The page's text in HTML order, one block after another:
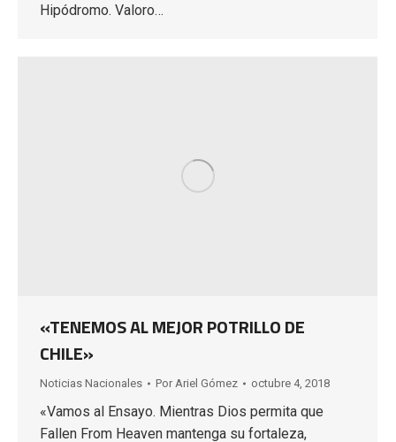
Hipódromo. Valoro…
«TENEMOS AL MEJOR POTRILLO DE
CHILE»
Noticias Nacionales Por Ariel Gómez octubre 4, 2018
«Vamos al Ensayo. Mientras Dios permita que
Fallen From Heaven mantenga su fortaleza,